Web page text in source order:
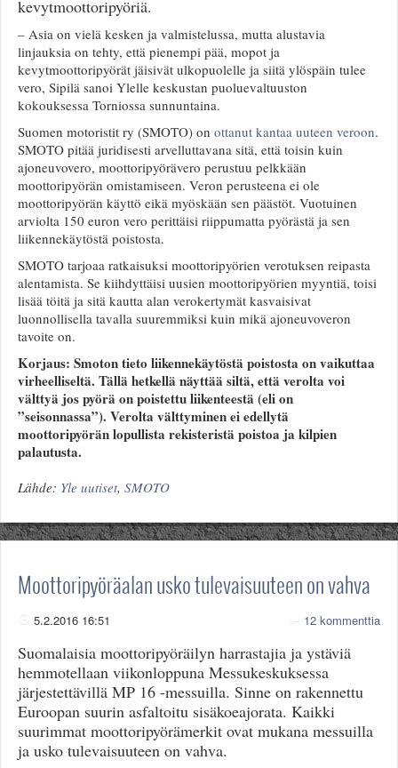
kevytmoottoripyöriä.
– Asia on vielä kesken ja valmistelussa, mutta alustavia
linjauksia on tehty, että pienempi pää, mopot ja
kevytmoottoripyörät jäisivät ulkopuolelle ja siitä ylöspäin tulee
vero, Sipilä sanoi Ylelle keskustan puoluevaltuuston
kokouksessa Torniossa sunnuntaina.
Suomen motoristit ry (SMOTO) on ottanut kantaa uuteen veroon.
SMOTO pitää juridisesti arvelluttavana sitä, että toisin kuin
ajoneuvovero, moottoripyörävero perustuu pelkkään
moottoripyörän omistamiseen. Veron perusteena ei ole
moottoripyörän käyttö eikä myöskään sen päästöt. Vuotuinen
arviolta 150 euron vero perittäisi riippumatta pyörästä ja sen
liikennekäytöstä poistosta.
SMOTO tarjoaa ratkaisuksi moottoripyörien verotuksen reipasta
alentamista. Se kiihdyttäisi uusien moottoripyörien myyntiä, toisi
lisää töitä ja sitä kautta alan verokertymät kasvaisivat
luonnollisella tavalla suuremmiksi kuin mikä ajoneuvoveron
tavoite on.
Korjaus: Smoton tieto liikennekäytöstä poistosta on vaikuttaa
virheelliseltä. Tällä hetkellä näyttää siltä, että verolta voi
välttyä jos pyörä on poistettu liikenteestä (eli on
”seisonnassa”). Verolta välttyminen ei edellytä
moottoripyörän lopullista rekisteristä poistoa ja kilpien
palautusta.
Lähde: Yle uutiset, SMOTO
Moottoripyöräalan usko tulevaisuuteen on vahva
5.2.2016 16:51 12 kommenttia
Suomalaisia moottoripyöräilyn harrastajia ja ystäviä
hemmotellaan viikonloppuna Messukeskuksessa
järjestettävillä MP 16 -messuilla. Sinne on rakennettu
Euroopan suurin asfaltoitu sisäkoeajorata. Kaikki
suurimmat moottoripyörämerkit ovat mukana messuilla
ja usko tulevaisuuteen on vahva.